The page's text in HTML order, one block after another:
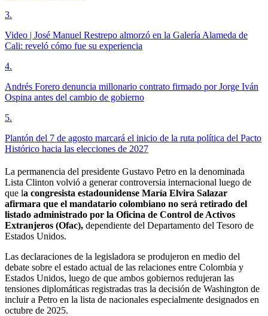
3.
Video | José Manuel Restrepo almorzó en la Galería Alameda de
Cali: reveló cómo fue su experiencia
4.
Andrés Forero denuncia millonario contrato firmado por Jorge Iván
Ospina antes del cambio de gobierno
5.
Plantón del 7 de agosto marcará el inicio de la ruta política del Pacto
Histórico hacia las elecciones de 2027
La permanencia del presidente Gustavo Petro en la denominada
Lista Clinton volvió a generar controversia internacional luego de
que la congresista estadounidense María Elvira Salazar
afirmara que el mandatario colombiano no será retirado del
listado administrado por la Oficina de Control de Activos
Extranjeros (Ofac), dependiente del Departamento del Tesoro de
Estados Unidos.
Las declaraciones de la legisladora se produjeron en medio del
debate sobre el estado actual de las relaciones entre Colombia y
Estados Unidos, luego de que ambos gobiernos redujeran las
tensiones diplomáticas registradas tras la decisión de Washington de
incluir a Petro en la lista de nacionales especialmente designados en
octubre de 2025.